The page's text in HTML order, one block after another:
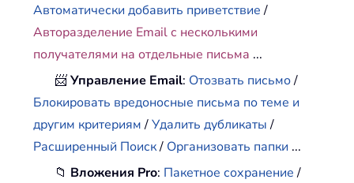
Автоматически добавить приветствие/
Авторазделение Email с несколькими
получателями на отдельные письма ...
📨Управление Email: Отозвать письмо/
Блокировать вредоносные письма по теме и
другим критериям/Удалить дубликаты/
Расширенный Поиск/ Организовать папки ...
📁 Вложения Pro: Пакетное сохранение/